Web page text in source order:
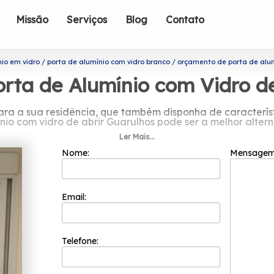
Missão Serviços Blog Contato
em vidro porta de alumínio com vidro branco orçamento de porta de
de Alumínio com Vidro
a sua residência, que também disponha de
com vidro de abrir Guarulhos pode ser a melhor
de porta de alumínio com
formada somente por colaboradores
e evolução dos processos. A empresa é uma
o melhor custo benefício para seus clientes.
é uma das organizações mais recomendadas do
de alumínio com vidro de abrir Guarulhos, A
extrema qualidade, como: Janela Basculante em
excelência, como: Fundada em 2002, a Esquadriflex é
é pioneira no segmento de esquadrias. Entre
Ler Mais...
Nome:
Email:
Telefone: